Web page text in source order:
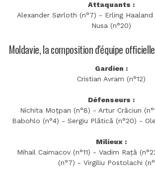
Attaquants :
Alexander Sørloth (n°7) - Erling
Nusa (n°20)
Moldavie, la composition d'équipe
Gardien :
Cristian Avram (n°12)
Défenseurs :
Nichita Moțpan (n°8) - Artur Crăciun
Babohlo (n°4) - Sergiu Plătică (n°20) -
Milieux :
Mihail Caimacov (n°11) - Vadim Rață
(n°7) - Virgiliu Postolachi